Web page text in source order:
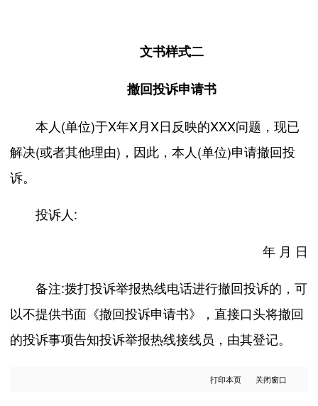
文书样式二
撤回投诉申请书
本人(单位)于X年X月X日反映的XXX问题，现已
解决(或者其他理由)，因此，本人(单位)申请撤回投
诉。
投诉人:
年 月 日
备注:拨打投诉举报热线电话进行撤回投诉的，可
以不提供书面《撤回投诉申请书》，直接口头将撤回
的投诉事项告知投诉举报热线接线员，由其登记。
打印本页 关闭窗口